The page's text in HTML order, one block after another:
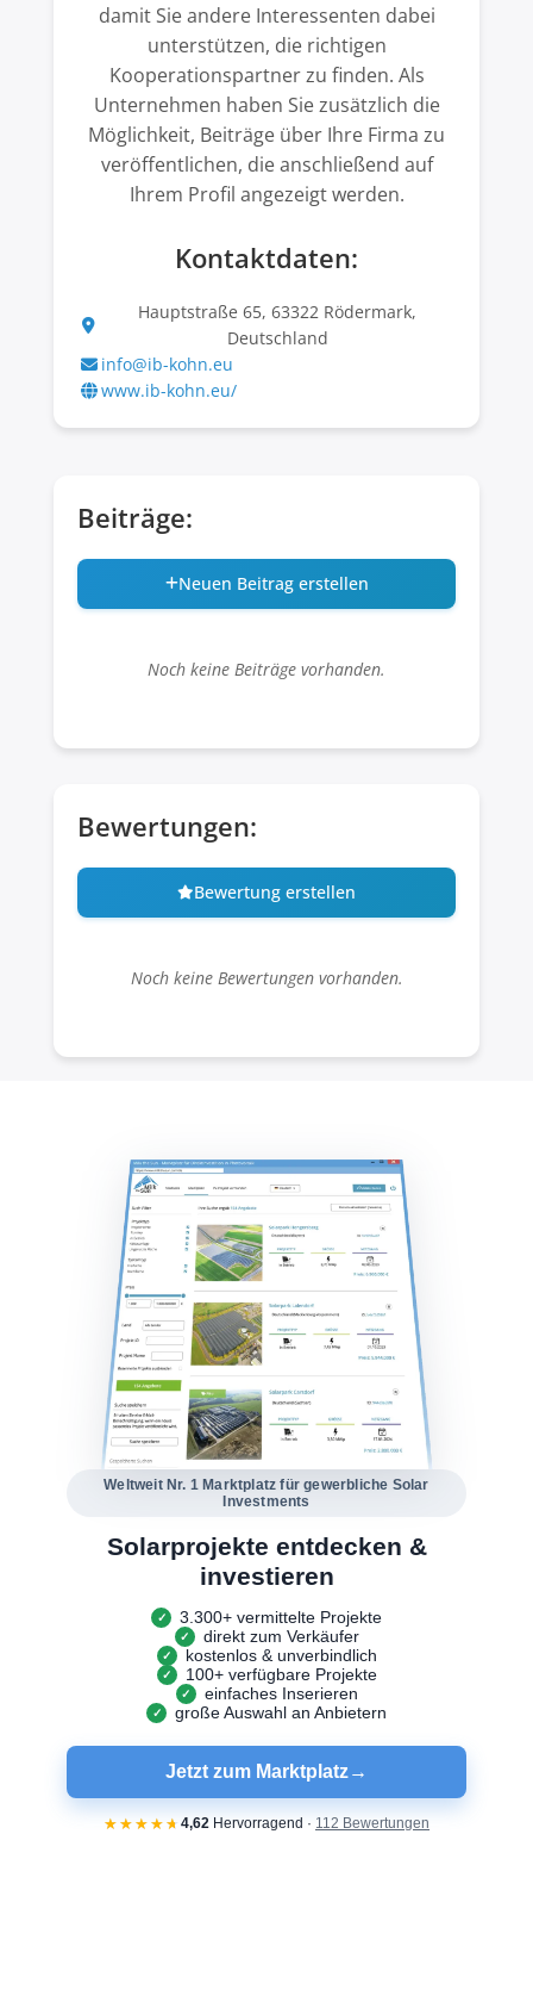
damit Sie andere Interessenten dabei
unterstützen, die richtigen
Kooperationspartner zu finden. Als
Unternehmen haben Sie zusätzlich die
Möglichkeit, Beiträge über Ihre Firma zu
veröffentlichen, die anschließend auf
Ihrem Profil angezeigt werden.
Kontaktdaten:
Hauptstraße 65, 63322 Rödermark,
Deutschland
info@ib-kohn.eu
www.ib-kohn.eu/
Beiträge:
Neuen Beitrag erstellen
Noch keine Beiträge vorhanden.
Bewertungen:
Bewertung erstellen
Noch keine Bewertungen vorhanden.